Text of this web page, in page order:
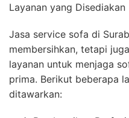
Layanan yang Disediakan
Jasa service sofa di
membersihkan, tetapi
layanan untuk menjaga
prima. Berikut beberapa
ditawarkan: